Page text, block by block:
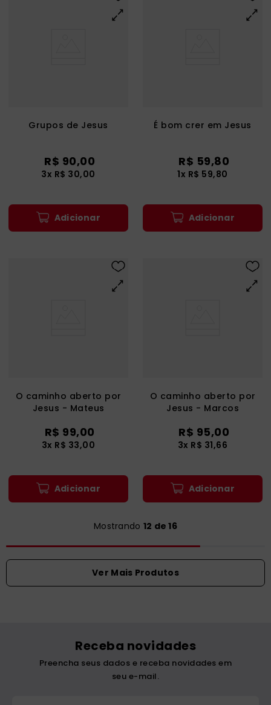
Grupos de Jesus
R$ 90,00
3x R$ 30,00
Adicionar
É bom crer em Jesus
R$ 59,80
1x R$ 59,80
Adicionar
O caminho aberto por
Jesus - Mateus
R$ 99,00
3x R$ 33,00
Adicionar
O caminho aberto por
Jesus - Marcos
R$ 95,00
3x R$ 31,66
Adicionar
Mostrando 12 de 16
Receba novidades
Preencha seus dados e receba novidades em
seu e-mail.